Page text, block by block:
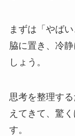
まずは「やば
脇に置き、冷
しょう。
思考を整理す
えてきて、驚
す。